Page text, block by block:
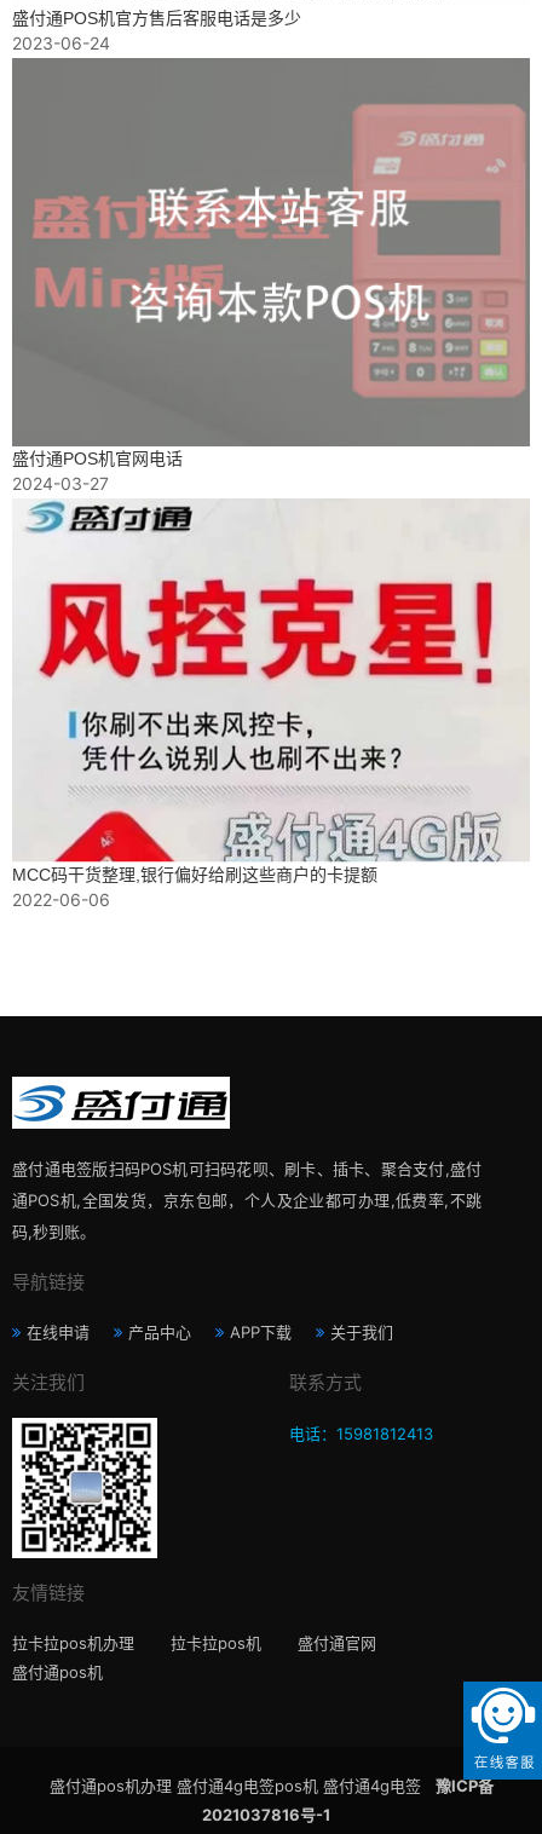
盛付通POS机官方售后客服电话是多少
2023-06-24
盛付通POS机官网电话
2024-03-27
MCC码干货整理,银行偏好给刷这些商户的卡提额
2022-06-06
盛付通电签版扫码POS机可扫码花呗、刷卡、插卡、聚合支付,盛付
通POS机,全国发货，京东包邮，个人及企业都可办理,低费率,不跳
码,秒到账。
导航链接
在线申请 产品中心 APP下载 关于我们
关注我们 联系方式
电话：15981812413
友情链接
拉卡拉pos机办理 拉卡拉pos机
盛付通官网
盛付通pos机
盛付通pos机办理 盛付通4g电签pos机 盛付通4g电签 豫ICP备
2021037816号-1